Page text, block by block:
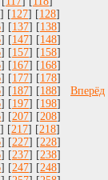
] [127] [128]
] [137] [138]
] [147] [148]
] [157] [158]
] [167] [168]
] [177] [178]
] [187] [188]
] [197] [198]
] [207] [208]
] [217] [218]
] [227] [228]
] [237] [238]
] [247] [248]
Вперёд